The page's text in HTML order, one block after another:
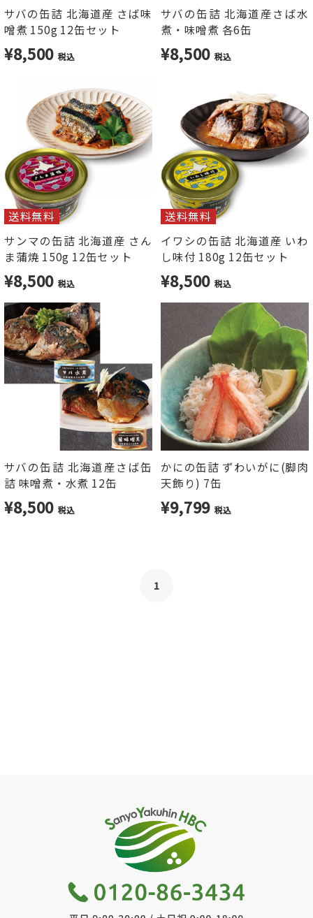
サバの缶詰 北海道産 さば味
噌煮 150g 12缶セット
¥8,500 税込
サバの缶詰 北海道産さば水
煮・味噌煮 各6缶
¥8,500 税込
送料無料
サンマの缶詰 北海道産 さん
ま蒲焼 150g 12缶セット
¥8,500 税込
送料無料
イワシの缶詰 北海道産 いわ
し味付 180g 12缶セット
¥8,500 税込
サバの缶詰 北海道産さば缶
詰 味噌煮・水煮 12缶
¥8,500 税込
かにの缶詰 ずわいがに(脚肉
天飾り) 7缶
¥9,799 税込
1